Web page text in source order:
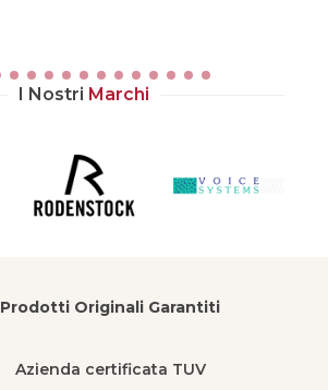
I Nostri Marchi
Prodotti Originali Garantiti
Azienda certificata TUV